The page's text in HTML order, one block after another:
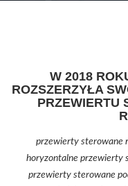
W 2018
ROZSZERZYŁA
PRZEWIERTU
przewierty sterowane
horyzontalne przewierty
przewierty sterowane